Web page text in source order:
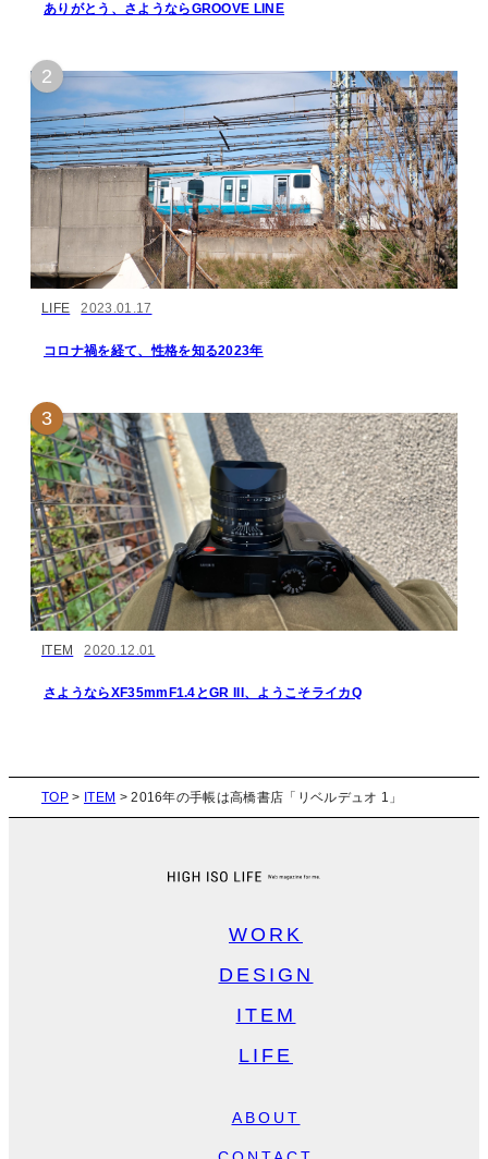
ありがとう、さようならGROOVE LINE
LIFE 2023.01.17
コロナ禍を経て、性格を知る2023年
ITEM 2020.12.01
さようならXF35mmF1.4とGR III、ようこそライカQ
TOP> ITEM >2016年の手帳は高橋書店「リベルデュオ 1」
WORK
DESIGN
ITEM
LIFE
ABOUT